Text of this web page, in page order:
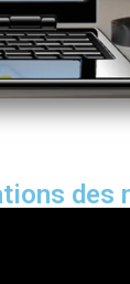
des